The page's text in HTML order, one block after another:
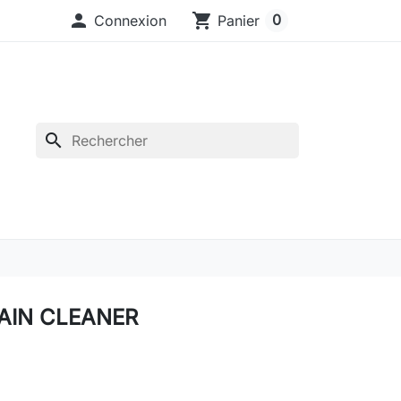
 Connexion shopping_cart Panier 0
search
CLEANER